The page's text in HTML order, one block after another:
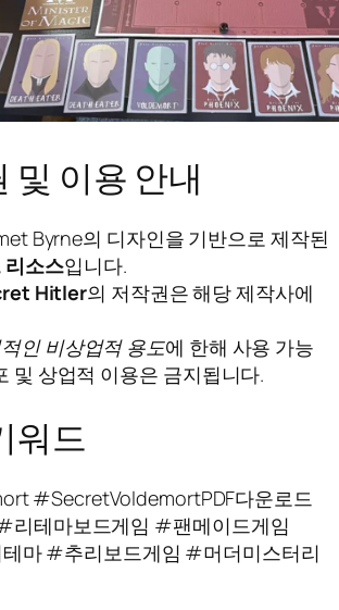
및 이용 안내
Byrne의 디자인을 기반으로 제작된
리소스입니다.
Hitler의 저작권은 해당 제작사에
인 비상업적 용도에 한해 사용 가능
및 상업적 이용은 금지됩니다.
워드
#SecretVoldemortPDF다운로드
리테마보드게임 #팬메이드게임
마 #추리보드게임 #머더미스터리